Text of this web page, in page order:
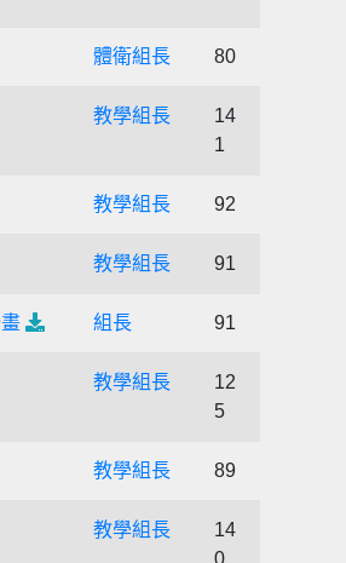
體衛組長 80
教學組長
14
1
教學組長 92
教學組長 91
組長 91
教學組長
12
5
教學組長 89
教學組長
14
0